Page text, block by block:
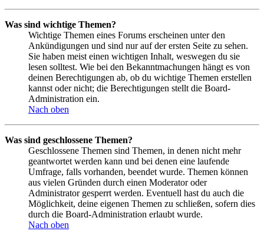
Was sind wichtige Themen?
Wichtige Themen eines Forums erscheinen unter den
Ankündigungen und sind nur auf der ersten Seite zu sehen.
Sie haben meist einen wichtigen Inhalt, weswegen du sie
lesen solltest. Wie bei den Bekanntmachungen hängt es von
deinen Berechtigungen ab, ob du wichtige Themen erstellen
kannst oder nicht; die Berechtigungen stellt die Board-
Administration ein.
Nach oben
Was sind geschlossene Themen?
Geschlossene Themen sind Themen, in denen nicht mehr
geantwortet werden kann und bei denen eine laufende
Umfrage, falls vorhanden, beendet wurde. Themen können
aus vielen Gründen durch einen Moderator oder
Administrator gesperrt werden. Eventuell hast du auch die
Möglichkeit, deine eigenen Themen zu schließen, sofern dies
durch die Board-Administration erlaubt wurde.
Nach oben